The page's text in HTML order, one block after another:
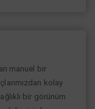
manuel bir
kolay
bir görünüm